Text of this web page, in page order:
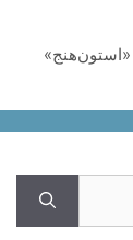
«استون‌هنج»